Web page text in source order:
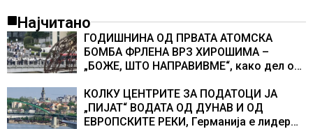
Најчитано
ГОДИШНИНА ОД ПРВАТА АТОМСКА
БОМБА ФРЛЕНА ВРЗ ХИРОШИМА –
„БОЖЕ, ШТО НАПРАВИВМЕ“, како дел од
учесниците во бомбардирањето го
доживуваа овој настан што го промени
текот на историјата
КОЛКУ ЦЕНТРИТЕ ЗА ПОДАТОЦИ ЈА
„ПИЈАТ“ ВОДАТА ОД ДУНАВ И ОД
ЕВРОПСКИТЕ РЕКИ, Германија е лидер